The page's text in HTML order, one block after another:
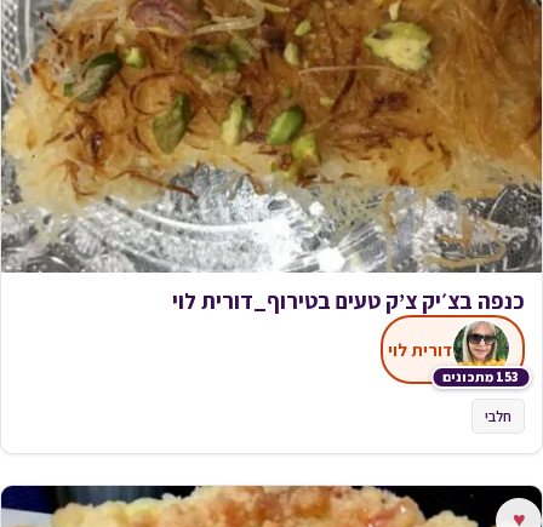
כנפה בצ׳יק צ’ק טעים בטירוף_דורית לוי
153 מתכונים
דורית לוי
חלבי
♥